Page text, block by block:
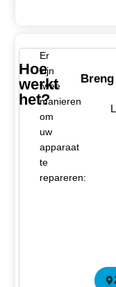
Hoe
werkt
het?
Er
zijn
twee
manieren
om
uw
apparaat
te
repareren: